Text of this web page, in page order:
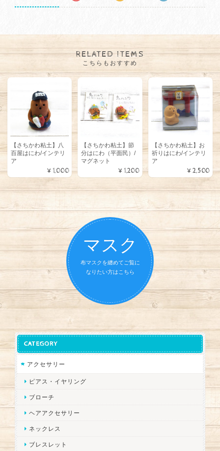
RELATED ITEMS
こちらもおすすめ
【さちかわ粘土】八
百屋はにわ/インテリ
ア
¥1,000
【さちかわ粘土】節
分はにわ（平面民）/
マグネット
¥1,200
【さちかわ粘土】お
祈りはにわ/インテリ
ア
¥2,500
マスク
布マスクを纏めてご覧に
なりたい方はこちら
CATEGORY
アクセサリー
ピアス・イヤリング
ブローチ
ヘアアクセサリー
ネックレス
ブレスレット